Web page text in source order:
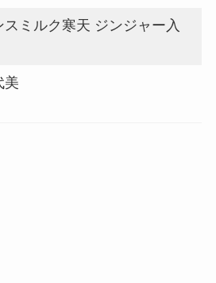
スミルク寒天 ジンジャー入
美